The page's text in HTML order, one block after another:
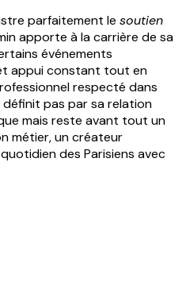
parfaitement le soutien
apporte à la carrière de sa
événements
appui constant tout en
respecté dans
définit pas par sa relation
mais reste avant tout un
métier, un créateur
des Parisiens avec